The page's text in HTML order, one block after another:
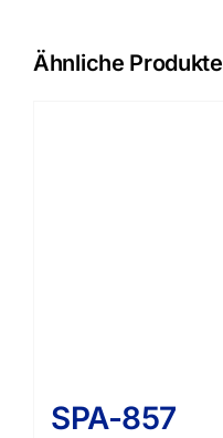
Ähnliche Produkte
SPA-857